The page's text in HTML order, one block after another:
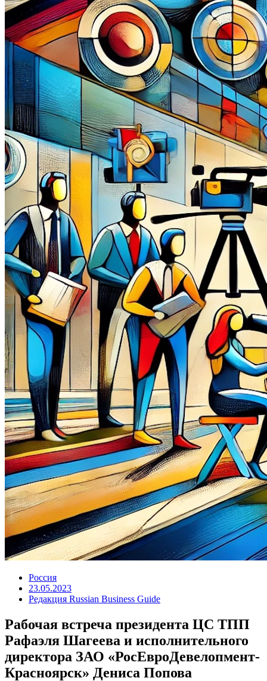
Россия
23.05.2023
Редакция Russian Business Guide
Рабочая встреча президента ЦС ТПП
Рафаэля Шагеева и исполнительного
директора ЗАО «РосЕвроДевелопмент-
Красноярск» Дениса Попова